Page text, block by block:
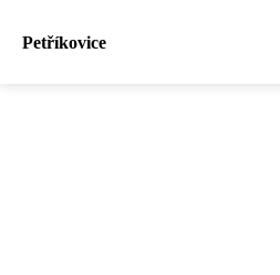
Petříkovice